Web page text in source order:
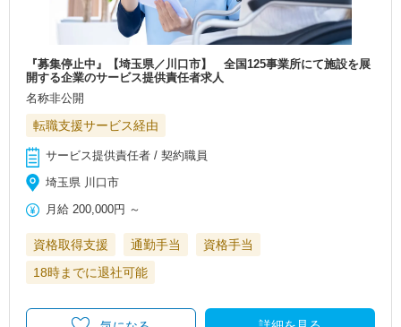
『募集停止中』【埼玉県／川口市】 全国125事業所にて施設を展
開する企業のサービス提供責任者求人
名称非公開
転職支援サービス経由
サービス提供責任者 / 契約職員
埼玉県 川口市
月給 200,000円 ～
資格取得支援 通勤手当
資格手当
18時までに退社可能